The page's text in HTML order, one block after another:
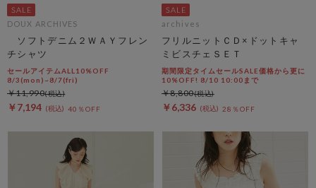
DOUX ARCHIVES
ソフトデニム２ＷＡＹフレン
チシャツ
セールアイテムALL10%OFF
8/3(mon)~8/7(fri)
￥7,194 40％OFF
￥11,990
archives
フリルニットＣＤ×ドットキャ
ミビスチェＳＥＴ
期間限定タイムセールSALE価格から更に
10%OFF! 8/10 10:00まで
￥6,336 28％OFF
￥8,800